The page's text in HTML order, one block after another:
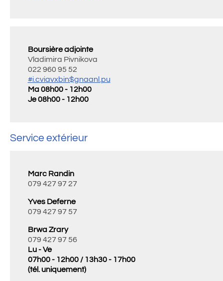
Boursière adjointe
Vladimira Pivnikova
022 960 95 52
#i.cviavxbin$gnaanl.pu
Ma 08h00 - 12h00
Je 08h00 - 12h00
Service extérieur
Marc Randin
079 427 97 27
Yves Deferne
079 427 97 57
Brwa Zrary
079 427 97 56
Lu - Ve
07h00 - 12h00 / 13h30 - 17h00
(tél. uniquement)